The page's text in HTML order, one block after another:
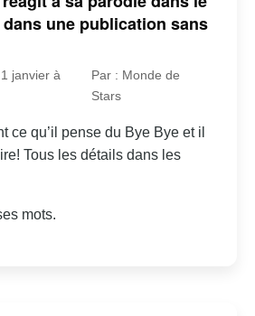
dans une publication sans
janvier à
Par : Monde de
Stars
ce qu’il pense du Bye Bye et il
Tous les détails dans les
mots.